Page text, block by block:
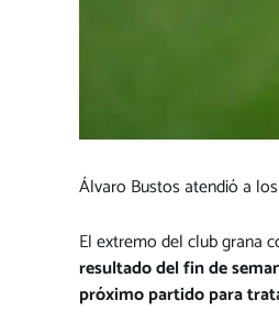
Álvaro Bustos atendió a
El extremo del club grana
resultado del fin de
próximo partido para